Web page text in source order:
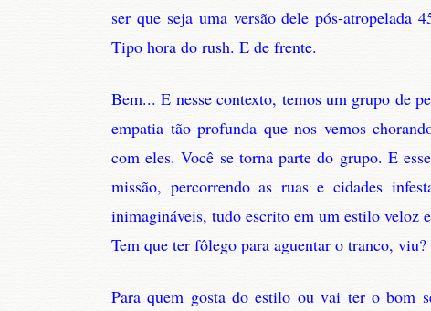
ser que seja uma versão dele pós-atropelada
Tipo hora do rush. E de frente.
Bem... E nesse contexto, temos um grupo de
empatia tão profunda que nos vemos
com eles. Você se torna parte do grupo. E
missão, percorrendo as ruas e cidades
inimagináveis, tudo escrito em um estilo veloz
Tem que ter fôlego para aguentar o tranco, viu?
Para quem gosta do estilo ou vai ter o bom